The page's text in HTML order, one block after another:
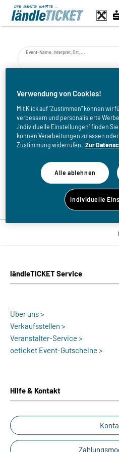
Event-Name, Interpret, Ort, ...
bis
Zurück zur
ländleTICKET Service
Über uns >
Verkaufsstellen >
Veranstalter-Service >
oeticket Event-Gutscheine >
Hilfe & Kontakt
Verwendung von Cookies!
Mit Klick auf "Zustimmen" können wir
verbessern und personalisierte
„Individuelle Einstellungen“ finden
können Verarbeitungen zulassen
Zustimmung widerrufen. Zur
Alle ablehnen
Individuelle